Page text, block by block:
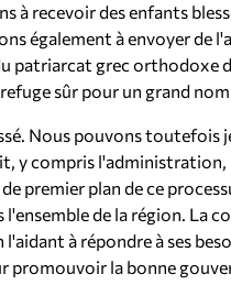
à recevoir des enfants
également à envoyer de
patriarcat grec orthodoxe
sûr pour un grand
Nous pouvons toutefois
y compris l'administration,
premier plan de ce
l'ensemble de la région. La
à répondre à ses
promouvoir la bonne